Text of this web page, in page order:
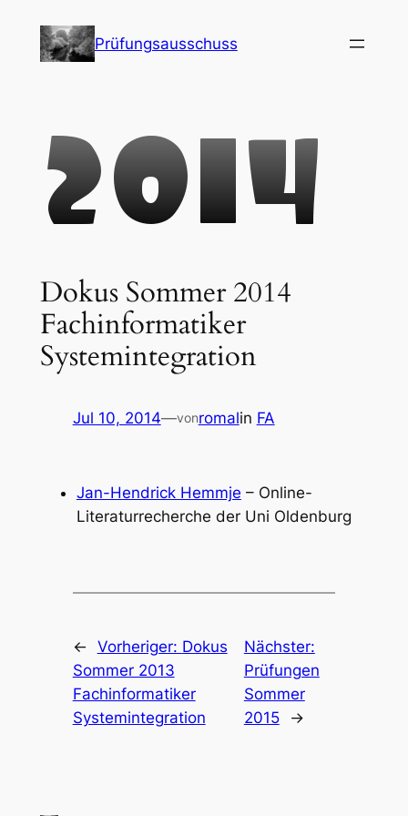
content
Prüfungsausschuss
Dokus Sommer 2014
Fachinformatiker
Systemintegration
Jul 10, 2014—vonromalin FA
Jan-Hendrick Hemmje – Online-
Literaturrecherche der Uni Oldenburg
← Vorheriger: Dokus
Sommer 2013
Fachinformatiker
Systemintegration
Nächster:
Prüfungen
Sommer
2015
→